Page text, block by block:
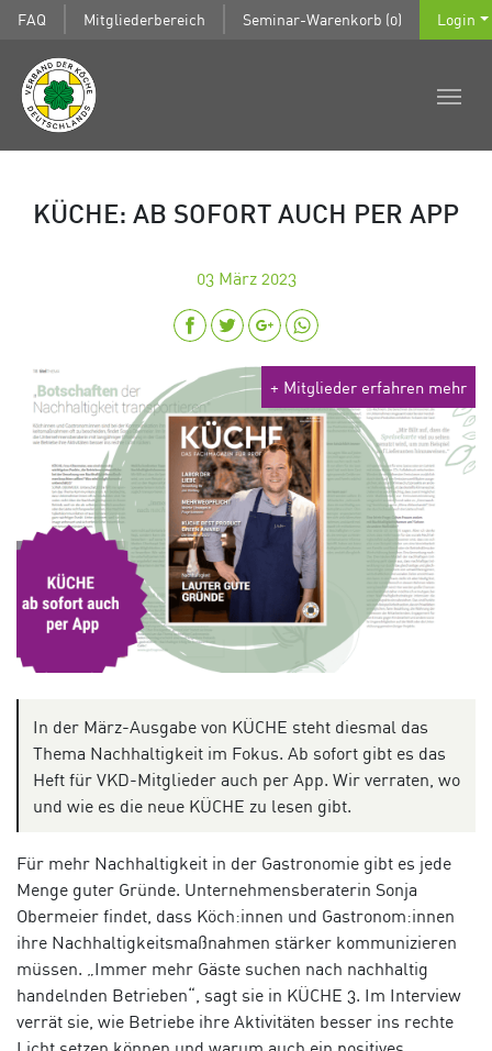
FAQ Mitgliederbereich Seminar-Warenkorb (0) Login
KÜCHE: AB SOFORT AUCH PER APP
03 März 2023
+ Mitglieder erfahren mehr
In der März-Ausgabe von KÜCHE steht diesmal das
Thema Nachhaltigkeit im Fokus. Ab sofort gibt es das
Heft für VKD-Mitglieder auch per App. Wir verraten, wo
und wie es die neue KÜCHE zu lesen gibt.
Für mehr Nachhaltigkeit in der Gastronomie gibt es jede
Menge guter Gründe. Unternehmensberaterin Sonja
Obermeier findet, dass Köch:innen und Gastronom:innen
ihre Nachhaltigkeitsmaßnahmen stärker kommunizieren
müssen. „Immer mehr Gäste suchen nach nachhaltig
handelnden Betrieben“, sagt sie in KÜCHE 3. Im Interview
verrät sie, wie Betriebe ihre Aktivitäten besser ins rechte